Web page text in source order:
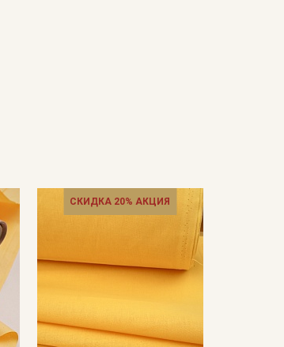
СКИДКА 20% АКЦИЯ